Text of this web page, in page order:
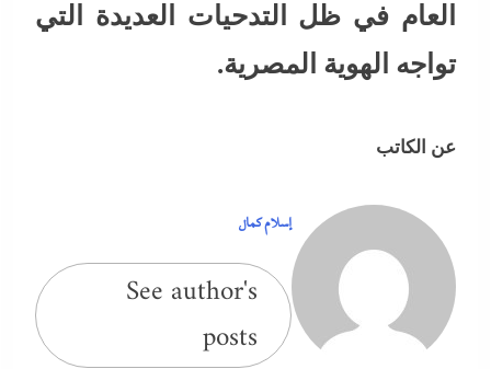
العام في ظل التدحيات العديدة التي
تواجه الهوية المصرية.
عن الكاتب
إسلام كمال
See author's
posts